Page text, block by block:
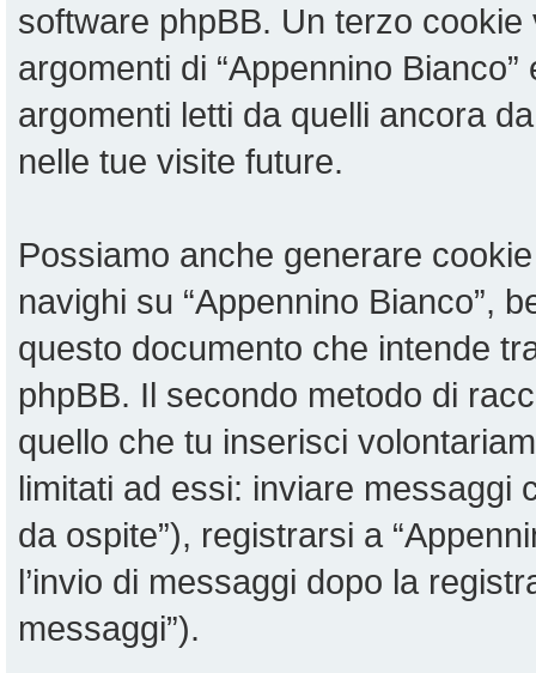
software phpBB. Un terzo
argomenti di “Appennino
argomenti letti da quelli ancora
nelle tue visite future.
Possiamo anche generare
navighi su “Appennino Bianco”,
questo documento che intende
phpBB. Il secondo metodo di
quello che tu inserisci
limitati ad essi: inviare messaggi
da ospite”), registrarsi a
l’invio di messaggi dopo la
messaggi”).